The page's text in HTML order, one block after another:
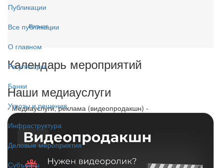
Публикации
Все публикации
О главном
Регуляторы
Банки
Угрозы и решения
Инфраструктура
Деловые мероприятия
Субъекты
Больше...
Календарь мероприятий
Наши медиауслуги
- Медиауслуги, реклама (видеопродакшн) -